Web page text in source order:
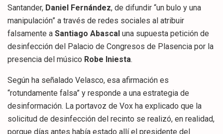
Santander, Daniel Fernández, de difundir “un bulo y una
manipulación” a través de redes sociales al atribuir
falsamente a Santiago Abascal una supuesta petición de
desinfección del Palacio de Congresos de Plasencia por la
presencia del músico Robe Iniesta.
Según ha señalado Velasco, esa afirmación es
“rotundamente falsa” y responde a una estrategia de
desinformación. La portavoz de Vox ha explicado que la
solicitud de desinfección del recinto se realizó, en realidad,
porque días antes había estado allí el presidente del